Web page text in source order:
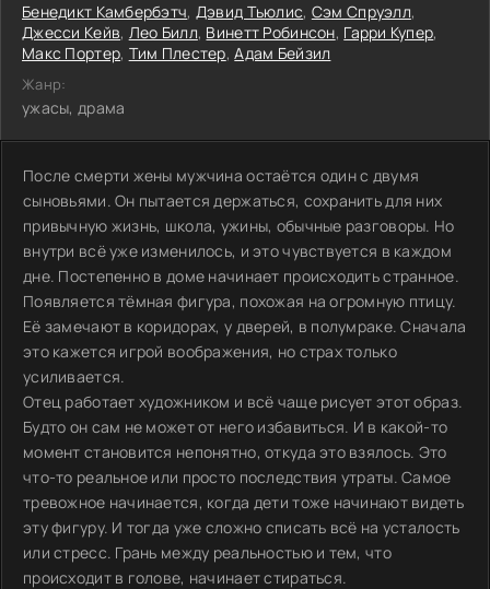
Бенедикт Камбербэтч, Дэвид Тьюлис, Сэм Спруэлл,
Джесси Кейв, Лео Билл, Винетт Робинсон, Гарри Купер,
Макс Портер, Тим Плестер,Адам Бейзил
Жанр:
ужасы, драма
После смерти жены мужчина остаётся один с двумя
сыновьями. Он пытается держаться, сохранить для них
привычную жизнь, школа, ужины, обычные разговоры. Но
внутри всё уже изменилось, и это чувствуется в каждом
дне. Постепенно в доме начинает происходить странное.
Появляется тёмная фигура, похожая на огромную птицу.
Её замечают в коридорах, у дверей, в полумраке. Сначала
это кажется игрой воображения, но страх только
усиливается.
Отец работает художником и всё чаще рисует этот образ.
Будто он сам не может от него избавиться. И в какой-то
момент становится непонятно, откуда это взялось. Это
что-то реальное или просто последствия утраты. Самое
тревожное начинается, когда дети тоже начинают видеть
эту фигуру. И тогда уже сложно списать всё на усталость
или стресс. Грань между реальностью и тем, что
происходит в голове, начинает стираться.